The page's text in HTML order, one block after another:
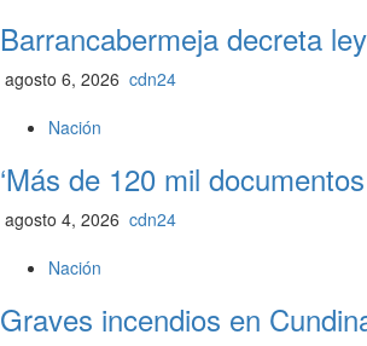
Barrancabermeja decreta
agosto 6, 2026 cdn24
Nación
‘Más de 120 mil
agosto 4, 2026 cdn24
Nación
Graves incendios en